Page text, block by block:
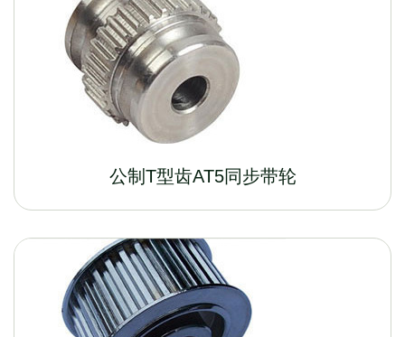
公制T型齿AT5同步带轮